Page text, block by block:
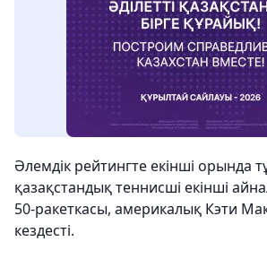
Әлемдік рейтингте екінші орында
қазақстандық теннисші екінші
50-ракеткасы, америкалық Кэти
кездесті.